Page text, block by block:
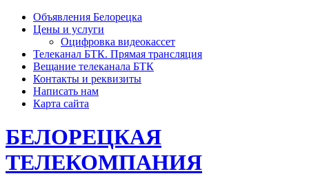
Объявления Белорецка
Цены и услуги
Оцифровка видеокассет
Телеканал БТК. Прямая трансляция
Вещание телеканала БТК
Контакты и реквизиты
Написать нам
Карта сайта
БЕЛОРЕЦКАЯ
ТЕЛЕКОМПАНИЯ